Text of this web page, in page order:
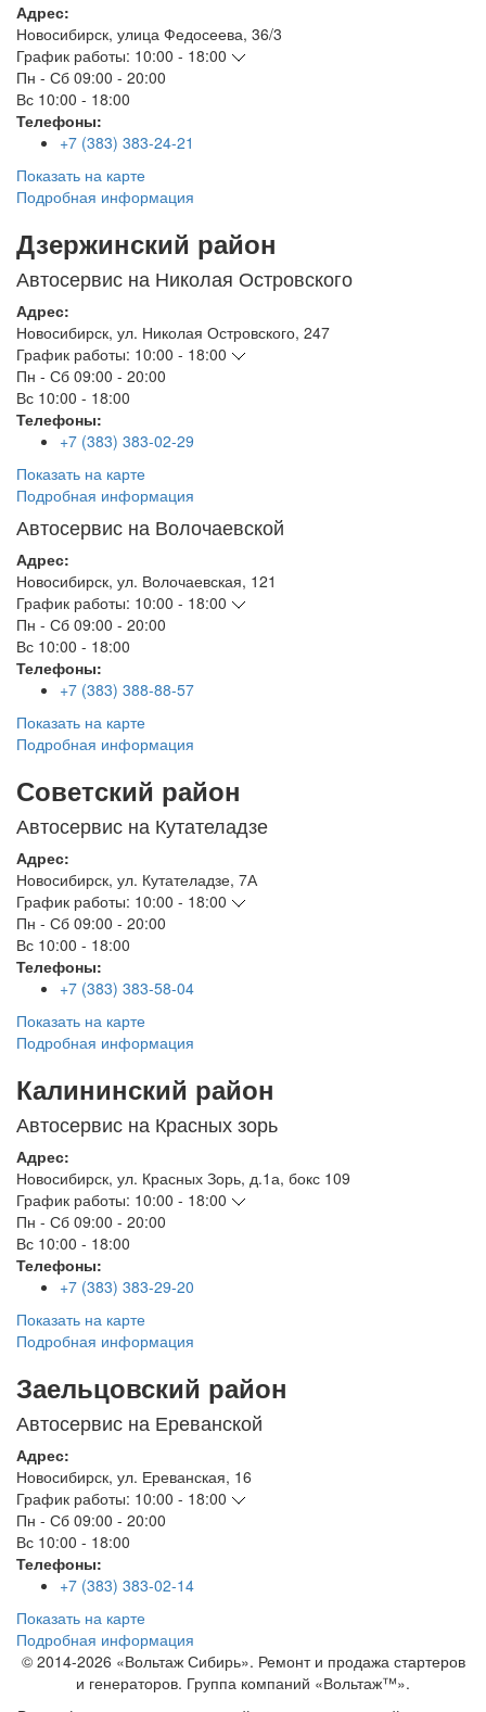
Адрес:
Новосибирск, улица Федосеева, 36/3
График работы: 10:00 - 18:00
Пн - Сб 09:00 - 20:00
Вс 10:00 - 18:00
Телефоны:
+7 (383) 383-24-21
Показать на карте
Подробная информация
Дзержинский район
Автосервис на Николая Островского
Адрес:
Новосибирск, ул. Николая Островского, 247
График работы: 10:00 - 18:00
Пн - Сб 09:00 - 20:00
Вс 10:00 - 18:00
Телефоны:
+7 (383) 383-02-29
Показать на карте
Подробная информация
Автосервис на Волочаевской
Адрес:
Новосибирск, ул. Волочаевская, 121
График работы: 10:00 - 18:00
Пн - Сб 09:00 - 20:00
Вс 10:00 - 18:00
Телефоны:
+7 (383) 388-88-57
Показать на карте
Подробная информация
Советский район
Автосервис на Кутателадзе
Адрес:
Новосибирск, ул. Кутателадзе, 7А
График работы: 10:00 - 18:00
Пн - Сб 09:00 - 20:00
Вс 10:00 - 18:00
Телефоны:
+7 (383) 383-58-04
Показать на карте
Подробная информация
Калининский район
Автосервис на Красных зорь
Адрес:
Новосибирск, ул. Красных Зорь, д.1а, бокс 109
График работы: 10:00 - 18:00
Пн - Сб 09:00 - 20:00
Вс 10:00 - 18:00
Телефоны:
+7 (383) 383-29-20
Показать на карте
Подробная информация
Заельцовский район
Автосервис на Ереванской
Адрес:
Новосибирск, ул. Ереванская, 16
График работы: 10:00 - 18:00
Пн - Сб 09:00 - 20:00
Вс 10:00 - 18:00
Телефоны:
+7 (383) 383-02-14
Показать на карте
Подробная информация
© 2014-2026 «Вольтаж Сибирь». Ремонт и продажа стартеров
и генераторов. Группа компаний «Вольтаж™».